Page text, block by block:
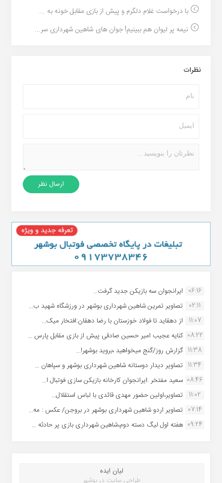
با درخواست غلام دلگرم و پیش از بازی مقابل خونه به ...
نیمه پر لیوان هم ببینیم! جوان های شاهین شهرداری سر...
نظرات
06:16 ایرانجوان سه بازیکن جدید گرفت...
02:11
تصاویر تمرین شاهین شهردارى بوشهر در ورزشگاه شهید ب...
11:07
از دهقاید تا فولاد خوزستان با رضا دهقان:افتخار میک...
08:22 کنایه عجیب امیر حسین صادقی پیش از بازی مقابل پارس ...
11:38 گزارش روز/گنج میخواهید ،بروید بوشهر!...
11:34 تصاویر دیدار دوستانه شاهین شهردارى بوشهر و سپاهان ...
08:46 سعید مفتخر :ایرانجوان کارخانه بازیکن سازی فوتبال ا...
11:02
تصاویر،اولین حضور مهدی قائدی با لباس استقلال...
07:14 تصاویر اردو شاهین شهرداری بوشهر در بروجن/ عکس : مه...
09:24 هفته اول لیگ دسته دوم،شاهین شهرداری بازی پر حادثه ...
لیان ایده
طراحی سایت در بوشهر